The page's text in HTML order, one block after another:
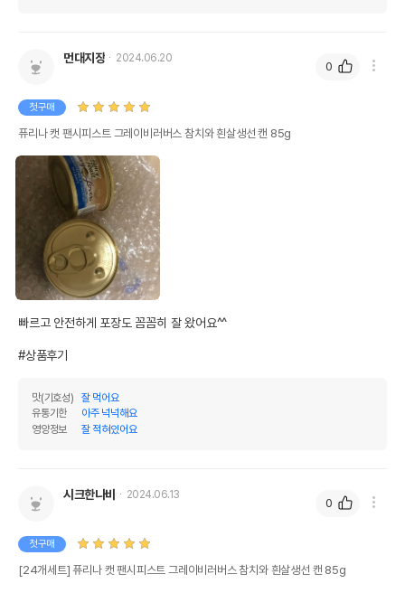
상품 필수 정보
품명 및 모델명
법에 의한 인증,허가 등을
받았음을 확인할수 있는
경우 그에 대한 사항
제조국 또는 원산지
수입자를 함께 표기
또는 소비자상담 관련
전화번호
유통기한을 따릅니다.
먼대지장 2024.06.20
첫구매
퓨리나 캣 팬시피스트 그레이비러버스 참치와 흰살생선 캔 85g
빠르고 안전하게 포장도 꼼꼼히 잘 왔어요^^
#상품후기
맛(기호성)
잘 먹어요
유통기한
아주 넉넉해요
영양정보
잘 적혀있어요
0
시크한나비 2024.06.13
첫구매
[24개세트] 퓨리나 캣 팬시피스트 그레이비러버스 참치와 흰살생선 캔 85g
0